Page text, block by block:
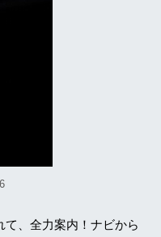
、全力案内！ナビから